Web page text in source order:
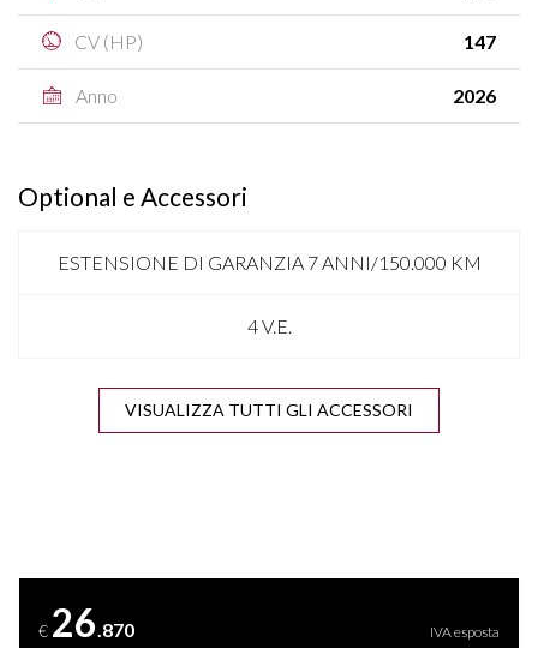
CV (HP) 147
Anno 2026
Optional e Accessori
ESTENSIONE DI GARANZIA 7 ANNI/150.000 KM
4 V.E.
ANTENNA SHARK
BLIND SPOT ASSIST
VISUALIZZA TUTTI GLI ACCESSORI
€ 26.870 IVA esposta